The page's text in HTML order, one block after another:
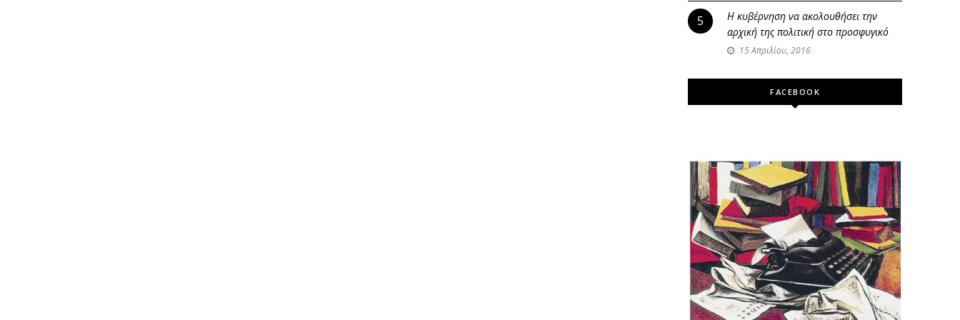
5
Η κυβέρνηση να ακολουθήσει την
αρχική της πολιτική στο προσφυγικό
15 Απριλίου, 2016
FACEBOOK